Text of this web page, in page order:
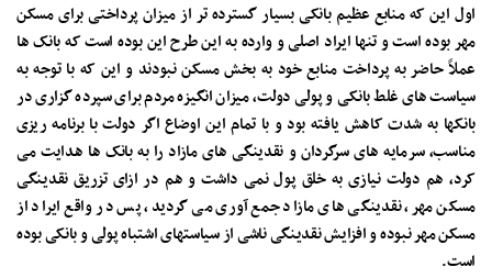
اول این که منابع عظیم بانکی بسیار گسترده تر از میزان پرداختی برای مسکن
مهر بوده است و تنها ایراد اصلی و وارده به این طرح این بوده است که بانک ها
عملاً حاضر به پرداخت منابع خود به بخش مسکن نبودند و این که با توجه به
سیاست های غلط بانکی و پولی دولت، میزان انگیزه مردم برای سپرده گزاری در
بانکها به شدت کاهش یافته بود و با تمام این اوضاع اگر دولت با برنامه ریزی
مناسب، سرمایه های سرگردان و نقدینگی های مازاد را به بانک ها هدایت می
کرد، هم دولت نیازی به خلق پول نمی داشت و هم در ازای تزریق نقدینگی
مسکن مهر، نقدینگی های مازاد جمع آوری می گردید، پس در واقع ایراد از
مسکن مهر نبوده و افزایش نقدینگی ناشی از سیاستهای اشتباه پولی و بانکی بوده
است.